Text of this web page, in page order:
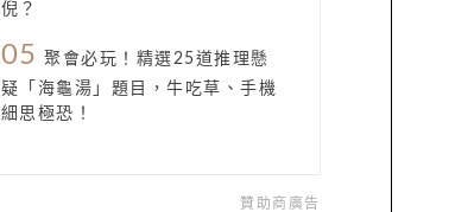
倪？
05 聚會必玩！精選25道推理懸
疑「海龜湯」題目，牛吃草、手機
細思極恐！
贊助商廣告